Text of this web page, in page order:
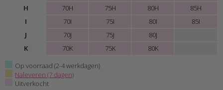
H
70H 75H 80H
85H
I
70I 75I 80I
85I
J
70J 75J
80J
K
70K 75K
80K
Op voorraad (2-4 werkdagen)
Naleveren (7 dagen)
Uitverkocht